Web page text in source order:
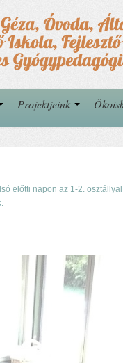
Projektjeink
előtti napon az 1-2.